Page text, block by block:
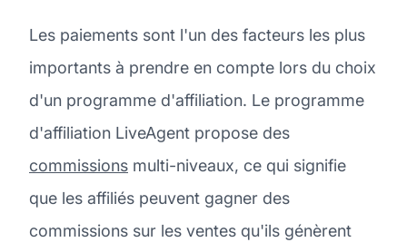
Les paiements sont l'un des facteurs les plus
importants à prendre en compte lors du choix
d'un programme d'affiliation. Le programme
d'affiliation LiveAgent propose des
commissions multi-niveaux, ce qui signifie
que les affiliés peuvent gagner des
commissions sur les ventes qu'ils génèrent